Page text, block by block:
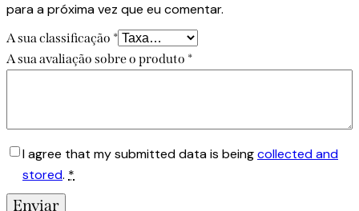
para a próxima vez que eu comentar.
A sua classificação *
A sua avaliação sobre o produto *
I agree that my submitted data is beingcollected and
stored. *